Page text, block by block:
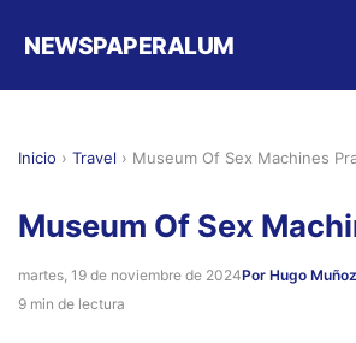
NEWSPAPERALUM
Inicio › Travel › Museum Of Sex Machines
Museum Of Sex
martes, 19 de noviembre de 2024Por Hugo Muñoz
9 min de lectura